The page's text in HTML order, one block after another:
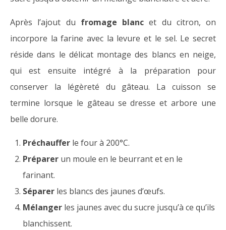
Après l’ajout du fromage blanc et du citron, on
incorpore la farine avec la levure et le sel. Le secret
réside dans le délicat montage des blancs en neige,
qui est ensuite intégré à la préparation pour
conserver la légèreté du gâteau. La cuisson se
termine lorsque le gâteau se dresse et arbore une
belle dorure.
Préchauffer le four à 200°C.
Préparer un moule en le beurrant et en le
farinant.
Séparer les blancs des jaunes d’œufs.
Mélanger les jaunes avec du sucre jusqu’à ce qu’ils
blanchissent.